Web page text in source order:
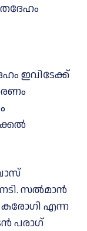
ഇവിടേക്ക്
സൽമാൻ
കരോഗി എന്ന
പരാഗ്